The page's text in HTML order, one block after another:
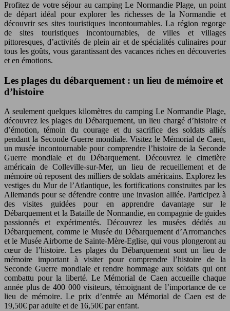
Profitez de votre séjour au camping Le Normandie Plage, un point
de départ idéal pour explorer les richesses de la Normandie et
découvrir ses sites touristiques incontournables. La région regorge
de sites touristiques incontournables, de villes et villages
pittoresques, d’activités de plein air et de spécialités culinaires pour
tous les goûts, vous garantissant des vacances riches en découvertes
et en émotions.
Les plages du débarquement : un lieu de mémoire et
d’histoire
A seulement quelques kilomètres du camping Le Normandie Plage,
découvrez les plages du Débarquement, un lieu chargé d’histoire et
d’émotion, témoin du courage et du sacrifice des soldats alliés
pendant la Seconde Guerre mondiale. Visitez le Mémorial de Caen,
un musée incontournable pour comprendre l’histoire de la Seconde
Guerre mondiale et du Débarquement. Découvrez le cimetière
américain de Colleville-sur-Mer, un lieu de recueillement et de
mémoire où reposent des milliers de soldats américains. Explorez les
vestiges du Mur de l’Atlantique, les fortifications construites par les
Allemands pour se défendre contre une invasion alliée. Participez à
des visites guidées pour en apprendre davantage sur le
Débarquement et la Bataille de Normandie, en compagnie de guides
passionnés et expérimentés. Découvrez les musées dédiés au
Débarquement, comme le Musée du Débarquement d’Arromanches
et le Musée Airborne de Sainte-Mère-Eglise, qui vous plongeront au
cœur de l’histoire. Les plages du Débarquement sont un lieu de
mémoire important à visiter pour comprendre l’histoire de la
Seconde Guerre mondiale et rendre hommage aux soldats qui ont
combattu pour la liberté. Le Mémorial de Caen accueille chaque
année plus de 400 000 visiteurs, témoignant de l’importance de ce
lieu de mémoire. Le prix d’entrée au Mémorial de Caen est de
19,50€ par adulte et de 16,50€ par enfant.